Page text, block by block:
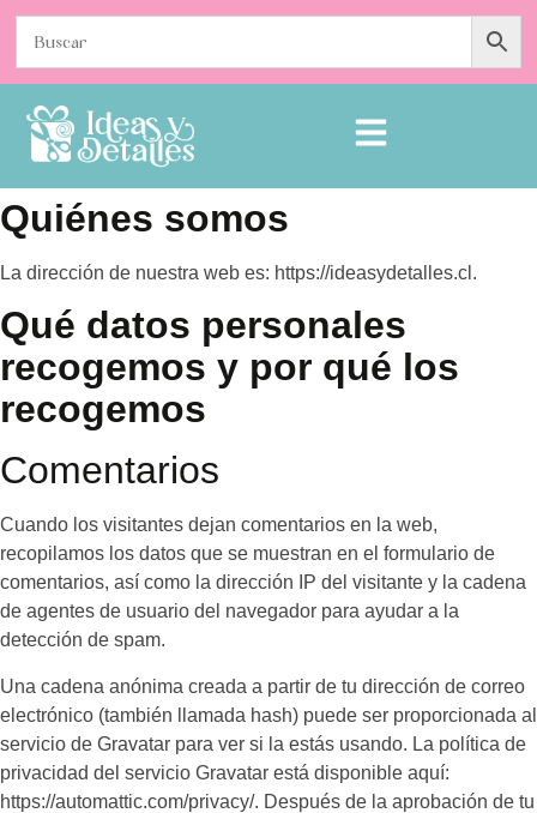
Quiénes somos
La dirección de nuestra web es: https://ideasydetalles.cl.
Qué datos personales
recogemos y por qué los
recogemos
Comentarios
Cuando los visitantes dejan comentarios en la web,
recopilamos los datos que se muestran en el formulario de
comentarios, así como la dirección IP del visitante y la cadena
de agentes de usuario del navegador para ayudar a la
detección de spam.
Una cadena anónima creada a partir de tu dirección de correo
electrónico (también llamada hash) puede ser proporcionada al
servicio de Gravatar para ver si la estás usando. La política de
privacidad del servicio Gravatar está disponible aquí:
https://automattic.com/privacy/. Después de la aprobación de tu